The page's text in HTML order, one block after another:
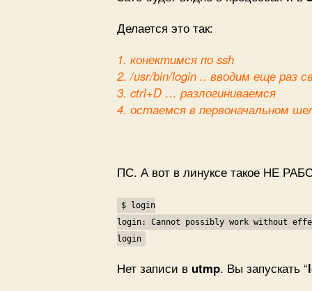
Делается это так:
1. конектимся по ssh
2. /usr/bin/login .. вводим еще раз
3. ctrl+D … разлогиниваемся
4. остаемся в первоначальном
ПС. А вот в линуксе такое НЕ
$ login
login: Cannot possibly work without
login
Нет записи в utmp. Вы запускать “